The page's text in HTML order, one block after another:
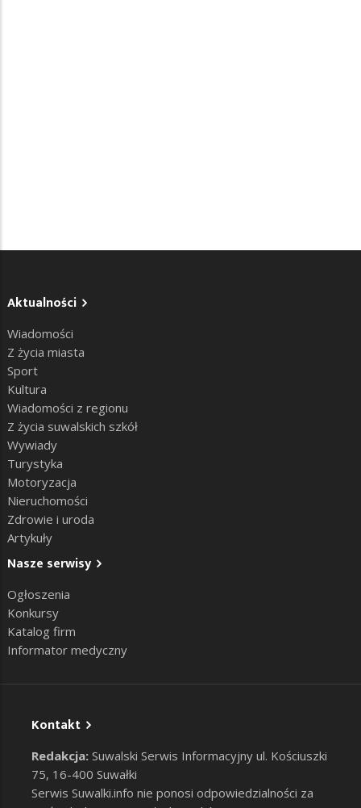
Aktualności
Wiadomości
Z życia miasta
Sport
Kultura
Wiadomości z regionu
Z życia suwalskich szkół
Wywiady
Turystyka
Motoryzacja
Nieruchomości
Zdrowie i uroda
Artykuły
Nasze serwisy
Ogłoszenia
Konkursy
Katalog firm
Informator medyczny
Kontakt
Redakcja: Suwalski Serwis Informacyjny ul. Kościuszki
75, 16-400 Suwałki
Serwis Suwalki.info nie ponosi odpowiedzialności za